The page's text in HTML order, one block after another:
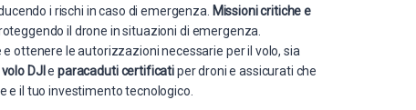
i rischi in caso di emergenza. Missioni critiche e
il drone in situazioni di emergenza.
ottenere le autorizzazioni necessarie per il volo, sia
DJI eparacaduti certificatiper droni e assicurati che
e il tuo investimento tecnologico.